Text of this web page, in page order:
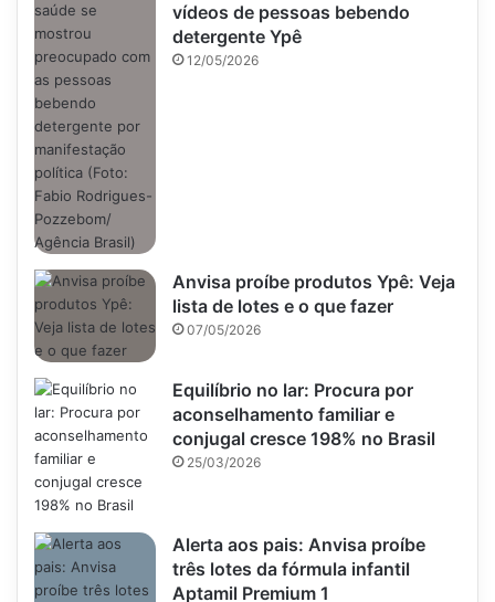
vídeos de pessoas bebendo
detergente Ypê
12/05/2026
Anvisa proíbe produtos Ypê: Veja
lista de lotes e o que fazer
07/05/2026
Equilíbrio no lar: Procura por
aconselhamento familiar e
conjugal cresce 198% no Brasil
25/03/2026
Alerta aos pais: Anvisa proíbe
três lotes da fórmula infantil
Aptamil Premium 1